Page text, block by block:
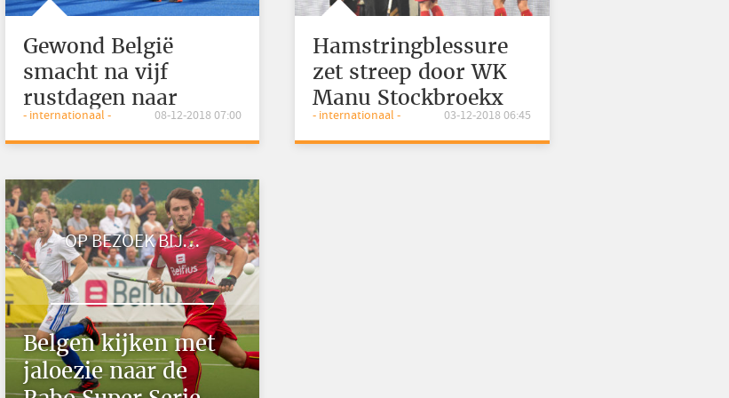
Gewond België
smacht na vijf
rustdagen naar
frisheid
- internationaal - 08-12-2018 07:00
Hamstringblessure
zet streep door WK
Manu Stockbroekx
- internationaal - 03-12-2018 06:45
OP BEZOEK BIJ…
Belgen kijken met
jaloezie naar de